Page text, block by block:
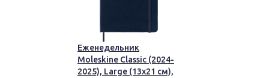
Еженедельник
Moleskine Classic (2024-
2025), Large (13x21 см),